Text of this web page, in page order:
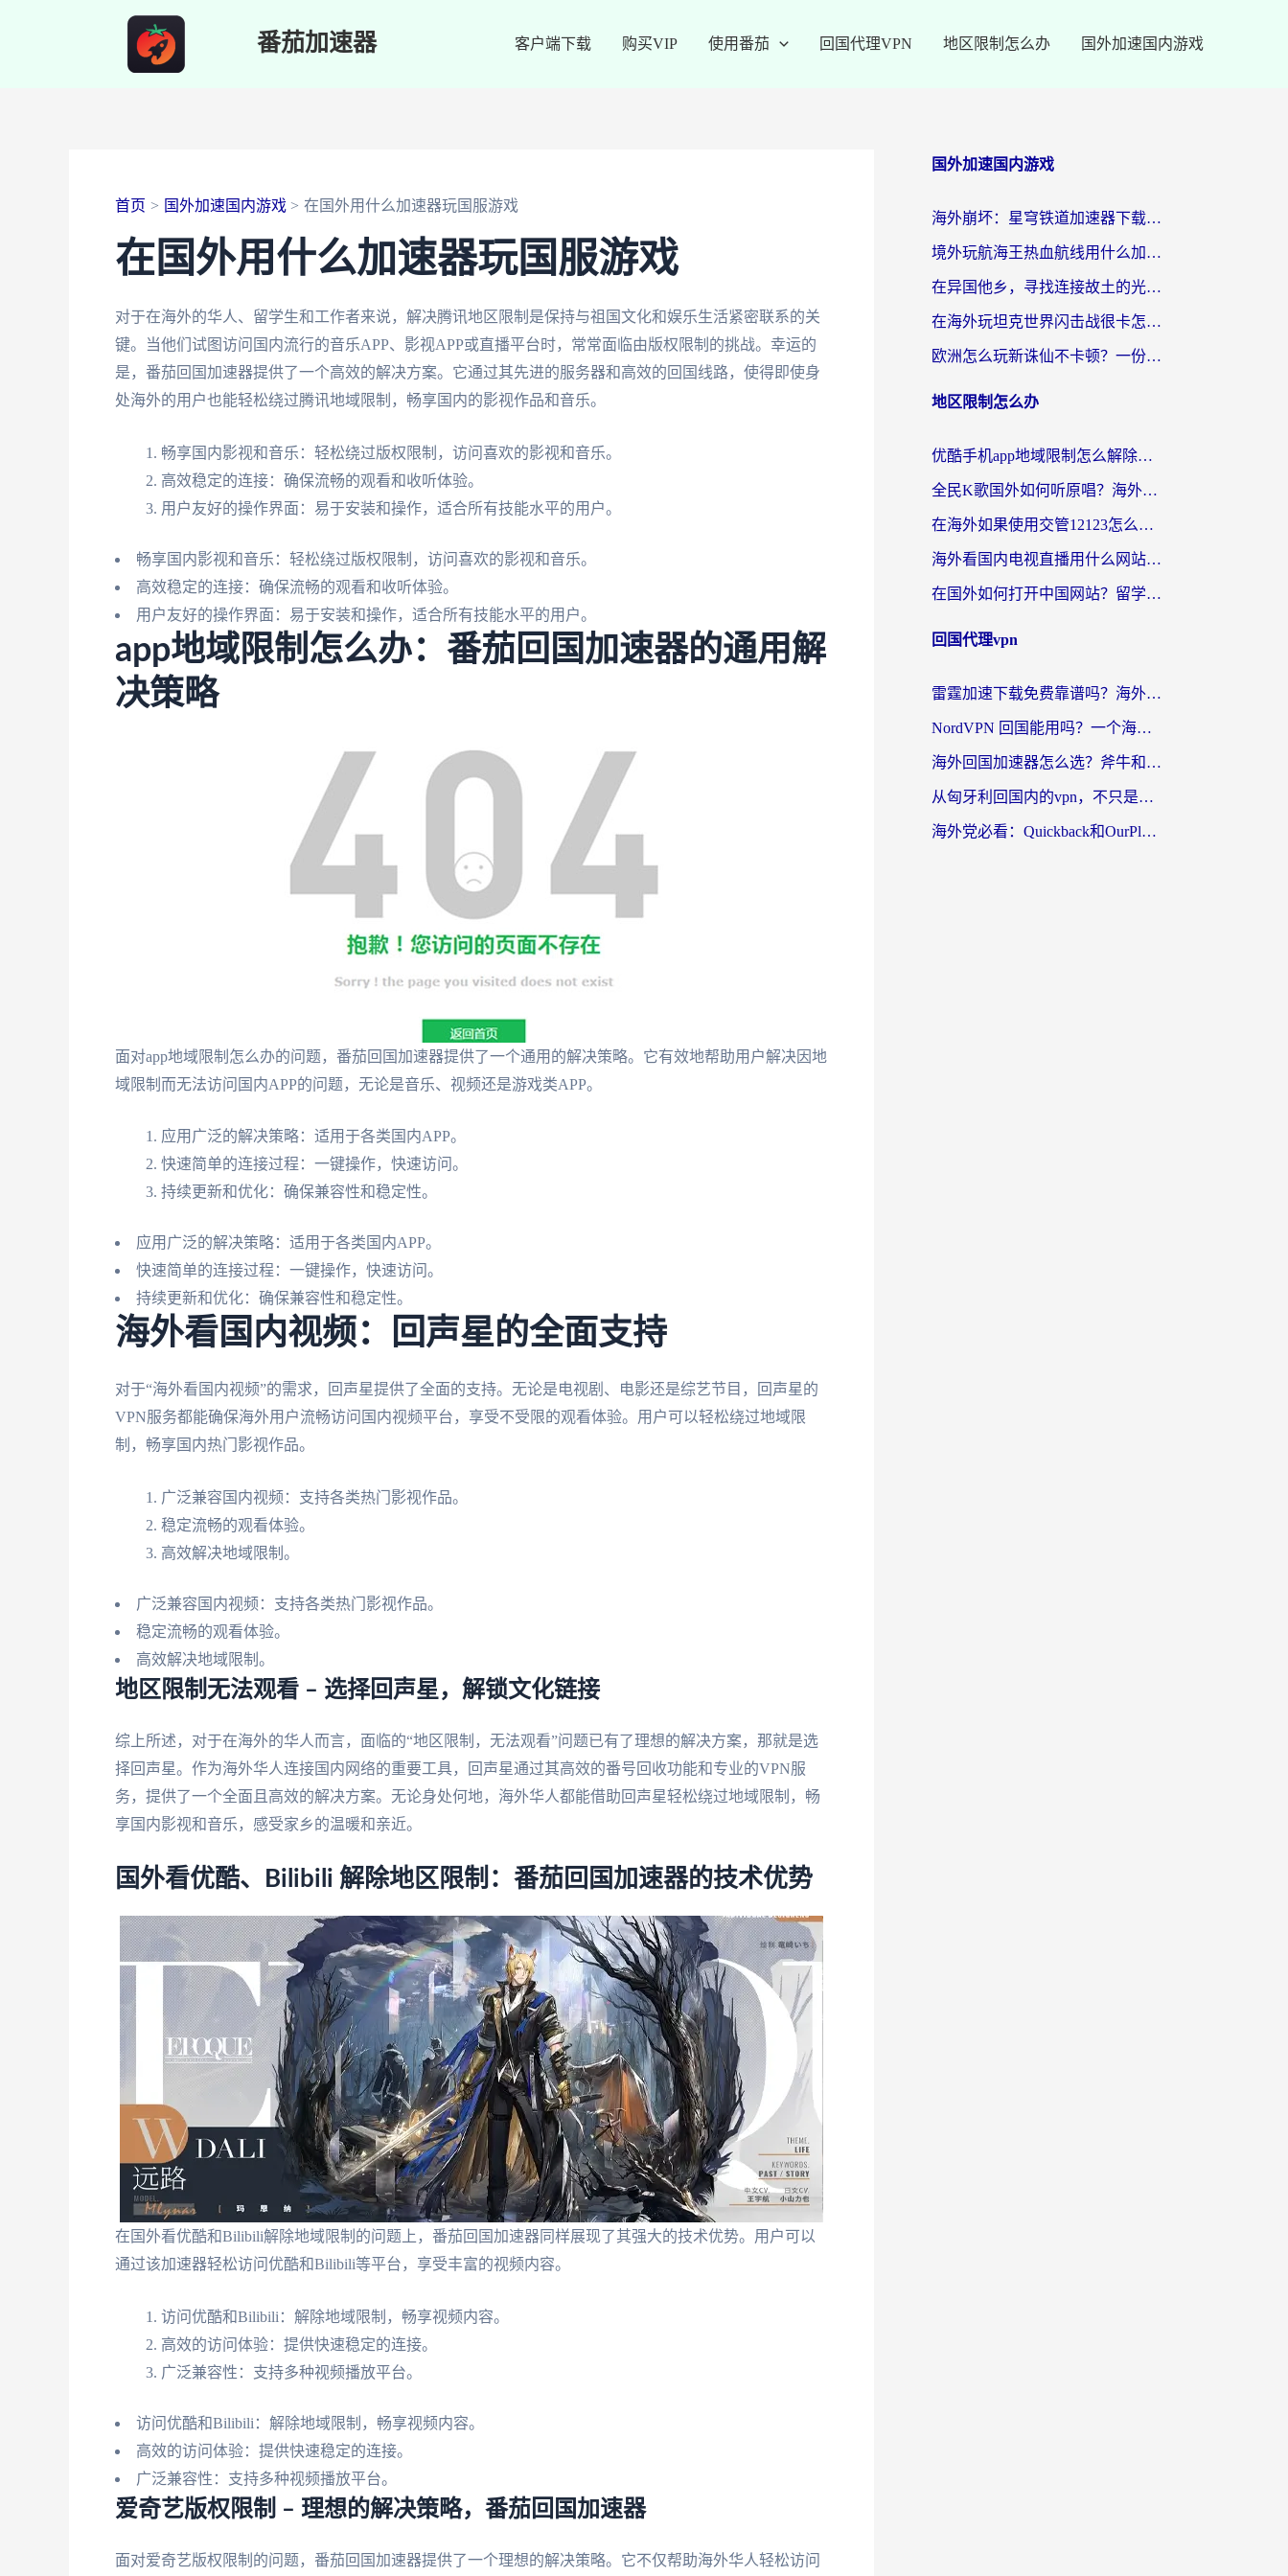
番茄加速器 客户端下载 购买VIP 使用番茄 回国代理VPN 地区限制怎么办 国外加速国内游戏
首页 国外加速国内游戏 在国外用什么加速器玩国服游戏
在国外用什么加速器玩国服游戏
对于在海外的华人、留学生和工作者来说，解决腾讯地区限制是保持与祖国文化和娱乐生活紧密联系的关
键。当他们试图访问国内流行的音乐APP、影视APP或直播平台时，常常面临由版权限制的挑战。幸运的
是，番茄回国加速器提供了一个高效的解决方案。它通过其先进的服务器和高效的回国线路，使得即使身
处海外的用户也能轻松绕过腾讯地域限制，畅享国内的影视作品和音乐。
畅享国内影视和音乐：轻松绕过版权限制，访问喜欢的影视和音乐。
高效稳定的连接：确保流畅的观看和收听体验。
用户友好的操作界面：易于安装和操作，适合所有技能水平的用户。
畅享国内影视和音乐：轻松绕过版权限制，访问喜欢的影视和音乐。
高效稳定的连接：确保流畅的观看和收听体验。
用户友好的操作界面：易于安装和操作，适合所有技能水平的用户。
app地域限制怎么办：番茄回国加速器的通用解
决策略
面对app地域限制怎么办的问题，番茄回国加速器提供了一个通用的解决策略。它有效地帮助用户解决因地
域限制而无法访问国内APP的问题，无论是音乐、视频还是游戏类APP。
应用广泛的解决策略：适用于各类国内APP。
快速简单的连接过程：一键操作，快速访问。
持续更新和优化：确保兼容性和稳定性。
应用广泛的解决策略：适用于各类国内APP。
快速简单的连接过程：一键操作，快速访问。
持续更新和优化：确保兼容性和稳定性。
海外看国内视频：回声星的全面支持
对于“海外看国内视频”的需求，回声星提供了全面的支持。无论是电视剧、电影还是综艺节目，回声星的
VPN服务都能确保海外用户流畅访问国内视频平台，享受不受限的观看体验。用户可以轻松绕过地域限
制，畅享国内热门影视作品。
广泛兼容国内视频：支持各类热门影视作品。
稳定流畅的观看体验。
高效解决地域限制。
广泛兼容国内视频：支持各类热门影视作品。
稳定流畅的观看体验。
高效解决地域限制。
地区限制无法观看 – 选择回声星，解锁文化链接
综上所述，对于在海外的华人而言，面临的“地区限制，无法观看”问题已有了理想的解决方案，那就是选
择回声星。作为海外华人连接国内网络的重要工具，回声星通过其高效的番号回收功能和专业的VPN服
务，提供了一个全面且高效的解决方案。无论身处何地，海外华人都能借助回声星轻松绕过地域限制，畅
享国内影视和音乐，感受家乡的温暖和亲近。
国外看优酷、Bilibili 解除地区限制：番茄回国加速器的技术优势
在国外看优酷和Bilibili解除地域限制的问题上，番茄回国加速器同样展现了其强大的技术优势。用户可以
通过该加速器轻松访问优酷和Bilibili等平台，享受丰富的视频内容。
访问优酷和Bilibili：解除地域限制，畅享视频内容。
高效的访问体验：提供快速稳定的连接。
广泛兼容性：支持多种视频播放平台。
访问优酷和Bilibili：解除地域限制，畅享视频内容。
高效的访问体验：提供快速稳定的连接。
广泛兼容性：支持多种视频播放平台。
爱奇艺版权限制 – 理想的解决策略，番茄回国加速器
面对爱奇艺版权限制的问题，番茄回国加速器提供了一个理想的解决策略。它不仅帮助海外华人轻松访问
国外加速国内游戏
海外崩坏：星穹铁道加速器下载安装：一份给游子的终极网络指南
境外玩航海王热血航线用什么加速器？2026海外玩家实测最优方案（附欧洲问道堡垒前线加速技巧）
在异国他乡，寻找连接故土的光明大陆免费加速器
在海外玩坦克世界闪击战很卡怎么办？老玩家亲测有效的加速器选择指南
欧洲怎么玩新诛仙不卡顿？一份给海外游子的国服游戏畅玩指南
地区限制怎么办
优酷手机app地域限制怎么解除？海外党亲测有效的追剧方案
全民K歌国外如何听原唱？海外党亲测有效的回国加速器选择指南
在海外如果使用交管12123怎么处理？留学生亲测有效的回国加速方案
海外看国内电视直播用什么网站比较好？一篇解决你所有追剧难题的实用指南
在国外如何打开中国网站？留学生与海外华人的无缝访问指南
回国代理vpn
雷霆加速下载免费靠谱吗？海外党选回国加速器的避坑指南（附热门工具对比）
NordVPN 回国能用吗？一个海外用户必须面对的真实困境
海外回国加速器怎么选？斧牛和海龟哪个好？一篇帮你避开坑的实用指南
从匈牙利回国内的vpn，不只是为了刷剧那么简单
海外党必看：Quickback和OurPlay好用吗？3分钟选对回国加速器，无缝刷剧玩游戏